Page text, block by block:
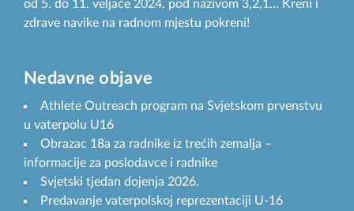
od 5. do 11. veljače 2024. pod nazivom 3,2,1… Kreni i
zdrave navike na radnom mjestu pokreni!
Nedavne objave
Athlete Outreach program na Svjetskom prvenstvu
u vaterpolu U16
Obrazac 18a za radnike iz trećih zemalja –
informacije za poslodavce i radnike
Svjetski tjedan dojenja 2026.
Predavanje vaterpolskoj reprezentaciji U-16